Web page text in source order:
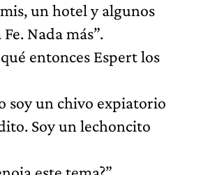
un hotel y algunos
Nada más”.
qué entonces Espert los
soy un chivo expiatorio
Soy un lechoncito